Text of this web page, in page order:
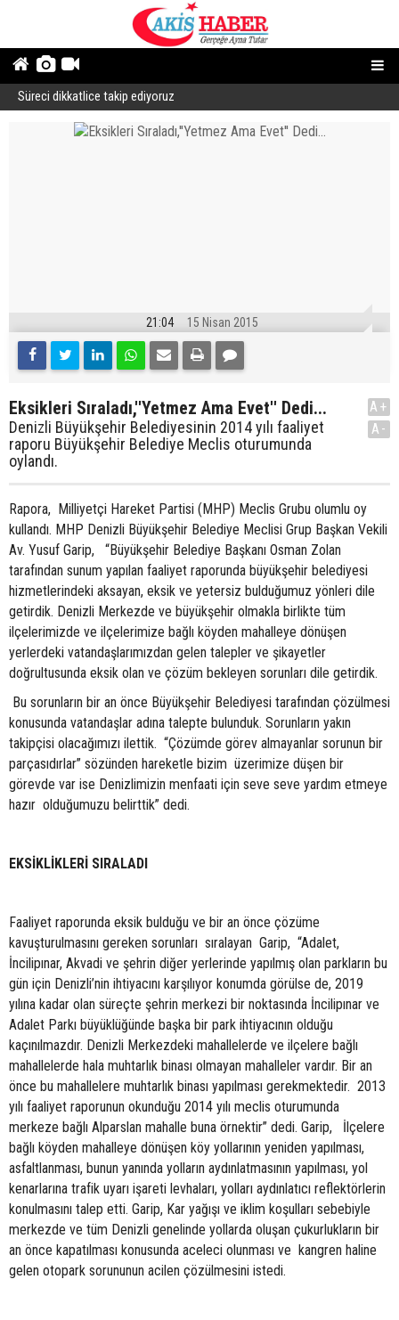
Süreci dikkatlice takip ediyoruz
21:04 15 Nisan 2015
Eksikleri Sıraladı,''Yetmez Ama Evet'' Dedi...
Denizli Büyükşehir Belediyesinin 2014 yılı faaliyet
raporu Büyükşehir Belediye Meclis oturumunda
oylandı.
A+
A-
Rapora, Milliyetçi Hareket Partisi (MHP) Meclis Grubu olumlu oy
kullandı. MHP Denizli Büyükşehir Belediye Meclisi Grup Başkan Vekili
Av. Yusuf Garip, “Büyükşehir Belediye Başkanı Osman Zolan
tarafından sunum yapılan faaliyet raporunda büyükşehir belediyesi
hizmetlerindeki aksayan, eksik ve yetersiz bulduğumuz yönleri dile
getirdik. Denizli Merkezde ve büyükşehir olmakla birlikte tüm
ilçelerimizde ve ilçelerimize bağlı köyden mahalleye dönüşen
yerlerdeki vatandaşlarımızdan gelen talepler ve şikayetler
doğrultusunda eksik olan ve çözüm bekleyen sorunları dile getirdik.
Bu sorunların bir an önce Büyükşehir Belediyesi tarafından çözülmesi
konusunda vatandaşlar adına talepte bulunduk. Sorunların yakın
takipçisi olacağımızı ilettik. “Çözümde görev almayanlar sorunun bir
parçasıdırlar” sözünden hareketle bizim üzerimize düşen bir
görevde var ise Denizlimizin menfaati için seve seve yardım etmeye
hazır olduğumuzu belirttik” dedi.
EKSİKLİKLERİ SIRALADI
Faaliyet raporunda eksik bulduğu ve bir an önce çözüme
kavuşturulmasını gereken sorunları sıralayan Garip, “Adalet,
İncilipınar, Akvadi ve şehrin diğer yerlerinde yapılmış olan parkların bu
gün için Denizli’nin ihtiyacını karşılıyor konumda görülse de, 2019
yılına kadar olan süreçte şehrin merkezi bir noktasında İncilipınar ve
Adalet Parkı büyüklüğünde başka bir park ihtiyacının olduğu
kaçınılmazdır. Denizli Merkezdeki mahallelerde ve ilçelere bağlı
mahallelerde hala muhtarlık binası olmayan mahalleler vardır. Bir an
önce bu mahallelere muhtarlık binası yapılması gerekmektedir. 2013
yılı faaliyet raporunun okunduğu 2014 yılı meclis oturumunda
merkeze bağlı Alparslan mahalle buna örnektir” dedi. Garip, İlçelere
bağlı köyden mahalleye dönüşen köy yollarının yeniden yapılması,
asfaltlanması, bunun yanında yolların aydınlatmasının yapılması, yol
kenarlarına trafik uyarı işareti levhaları, yolları aydınlatıcı reflektörlerin
konulmasını talep etti. Garip, Kar yağışı ve iklim koşulları sebebiyle
merkezde ve tüm Denizli genelinde yollarda oluşan çukurlukların bir
an önce kapatılması konusunda aceleci olunması ve kangren haline
gelen otopark sorununun acilen çözülmesini istedi.